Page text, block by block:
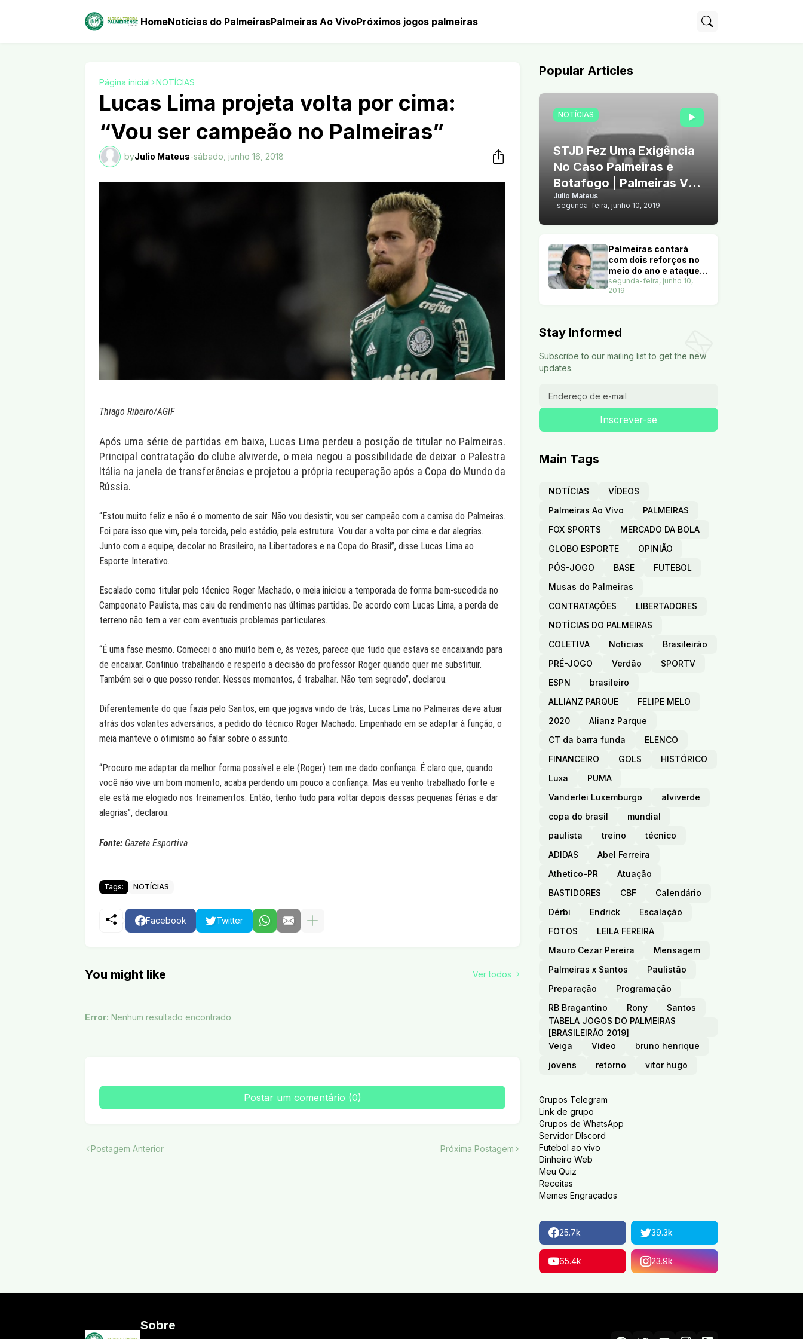
HomeNotícias do PalmeirasPalmeiras Ao VivoPróximos jogos palmeiras
Página inicial NOTÍCIAS
Lucas Lima projeta volta por cima:
“Vou ser campeão no Palmeiras”
byJulio Mateus-sábado, junho 16, 2018
Thiago Ribeiro/AGIF
Após uma série de partidas em baixa, Lucas Lima perdeu a posição de titular no Palmeiras.
Principal contratação do clube alviverde, o meia negou a possibilidade de deixar o Palestra
Itália na janela de transferências e projetou a própria recuperação após a Copa do Mundo da
Rússia.
“Estou muito feliz e não é o momento de sair. Não vou desistir, vou ser campeão com a camisa do Palmeiras.
Foi para isso que vim, pela torcida, pelo estádio, pela estrutura. Vou dar a volta por cima e dar alegrias.
Junto com a equipe, decolar no Brasileiro, na Libertadores e na Copa do Brasil”, disse Lucas Lima ao
Esporte Interativo.
Escalado como titular pelo técnico Roger Machado, o meia iniciou a temporada de forma bem-sucedida no
Campeonato Paulista, mas caiu de rendimento nas últimas partidas. De acordo com Lucas Lima, a perda de
terreno não tem a ver com eventuais problemas particulares.
“É uma fase mesmo. Comecei o ano muito bem e, às vezes, parece que tudo que estava se encaixando para
de encaixar. Continuo trabalhando e respeito a decisão do professor Roger quando quer me substituir.
Também sei o que posso render. Nesses momentos, é trabalhar. Não tem segredo”, declarou.
Diferentemente do que fazia pelo Santos, em que jogava vindo de trás, Lucas Lima no Palmeiras deve atuar
atrás dos volantes adversários, a pedido do técnico Roger Machado. Empenhado em se adaptar à função, o
meia manteve o otimismo ao falar sobre o assunto.
“Procuro me adaptar da melhor forma possível e ele (Roger) tem me dado confiança. É claro que, quando
você não vive um bom momento, acaba perdendo um pouco a confiança. Mas eu venho trabalhado forte e
ele está me elogiado nos treinamentos. Então, tenho tudo para voltar depois dessas pequenas férias e dar
alegrias”, declarou.
Fonte: Gazeta Esportiva
Tags: NOTÍCIAS
Facebook Twitter
You might like Ver todos
Error: Nenhum resultado encontrado
Postar um comentário (0)
Postagem Anterior Próxima Postagem
Popular Articles
NOTÍCIAS
STJD Fez Uma Exigência
No Caso Palmeiras e
Botafogo | Palmeiras Vê
Chance de Vender Arthur
Julio Mateus
-segunda-feira, junho 10, 2019
Palmeiras contará
com dois reforços no
meio do ano e ataque
terá nove opções. Veja
segunda-feira, junho 10,
2019
Stay Informed
Subscribe to our mailing list to get the new
updates.
Main Tags
NOTÍCIAS
VÍDEOS
Palmeiras Ao Vivo
PALMEIRAS
FOX SPORTS
MERCADO DA BOLA
GLOBO ESPORTE
OPINIÃO
PÓS-JOGO
BASE
FUTEBOL
Musas do Palmeiras
CONTRATAÇÕES
LIBERTADORES
NOTÍCIAS DO PALMEIRAS
COLETIVA
Noticias
Brasileirão
PRÉ-JOGO
Verdão
SPORTV
ESPN
brasileiro
ALLIANZ PARQUE
FELIPE MELO
2020
Alianz Parque
CT da barra funda
ELENCO
FINANCEIRO
GOLS
HISTÓRICO
Luxa
PUMA
Vanderlei Luxemburgo
alviverde
copa do brasil
mundial
paulista
treino
técnico
ADIDAS
Abel Ferreira
Athetico-PR
Atuação
BASTIDORES
CBF
Calendário
Dérbi
Endrick
Escalação
FOTOS
LEILA FEREIRA
Mauro Cezar Pereira
Mensagem
Palmeiras x Santos
Paulistão
Preparação
Programação
RB Bragantino
Rony
Santos
TABELA JOGOS DO PALMEIRAS
[BRASILEIRÃO 2019]
Veiga
Vídeo
bruno henrique
jovens
retorno vitor hugo
Grupos Telegram
Link de grupo
Grupos de WhatsApp
Servidor DIscord
Futebol ao vivo
Dinheiro Web
Meu Quiz
Receitas
Memes Engraçados
25.7k 39.3k
65.4k 23.9k
Sobre